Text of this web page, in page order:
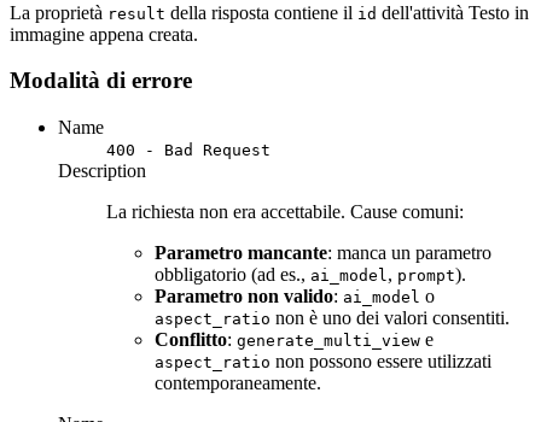
La proprietà result della risposta contiene il id dell'attività Testo in
immagine appena creata.
Modalità di errore
Name
400 - Bad Request
Description
La richiesta non era accettabile. Cause comuni:
Parametro mancante: manca un parametro
obbligatorio (ad es., ai_model, prompt).
Parametro non valido: ai_model o
aspect_ratio non è uno dei valori consentiti.
Conflitto: generate_multi_view e
aspect_ratio non possono essere utilizzati
contemporaneamente.